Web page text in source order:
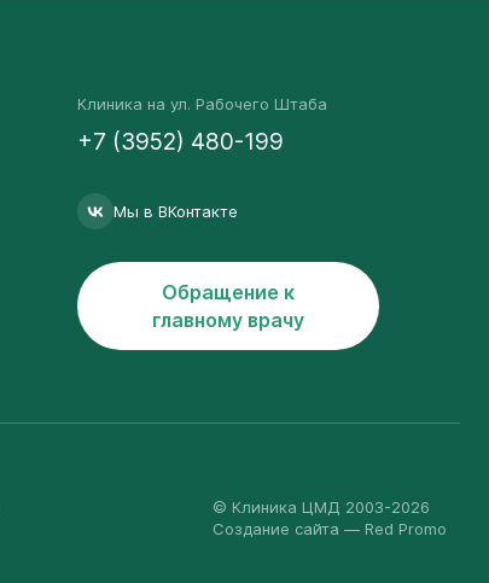
Клиника на ул. Рабочего Штаба
+7 (3952) 480-199
Мы в ВКонтакте
Обращение к
главному врачу
© Клиника ЦМД 2003-2026
Создание сайта — Red Promo